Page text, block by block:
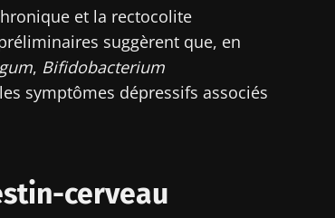
et la rectocolite
suggèrent que, en
, Bifidobacterium
symptômes dépressifs associés
cerveau